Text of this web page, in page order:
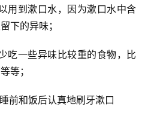
到漱口水，因为漱口水中含
下的异味；
一些异味比较重的食物，比
等；
前和饭后认真地刷牙漱口